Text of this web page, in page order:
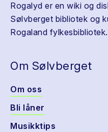
Rogalyd er en wiki og
Sølvberget bibliotek og
Rogaland fylkesbibliotek.
Om Sølvberget
Om oss
Bli låner
Musikktips